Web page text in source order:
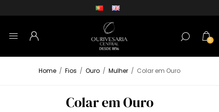
0
Home / Fios / Ouro / Mulher / Colar em Ouro
Colar em Ouro